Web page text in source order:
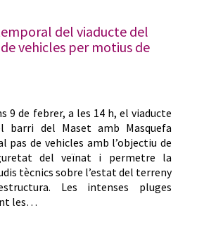
del viaducte del
vehicles per motius de
9 de febrer, a les 14 h, el viaducte
barri del Maset amb Masquefa
pas de vehicles amb l’objectiu de
del veïnat i permetre la
tècnics sobre l’estat del terreny
Les intenses pluges
les…